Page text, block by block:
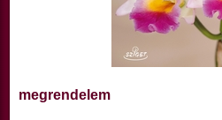
megrendelem